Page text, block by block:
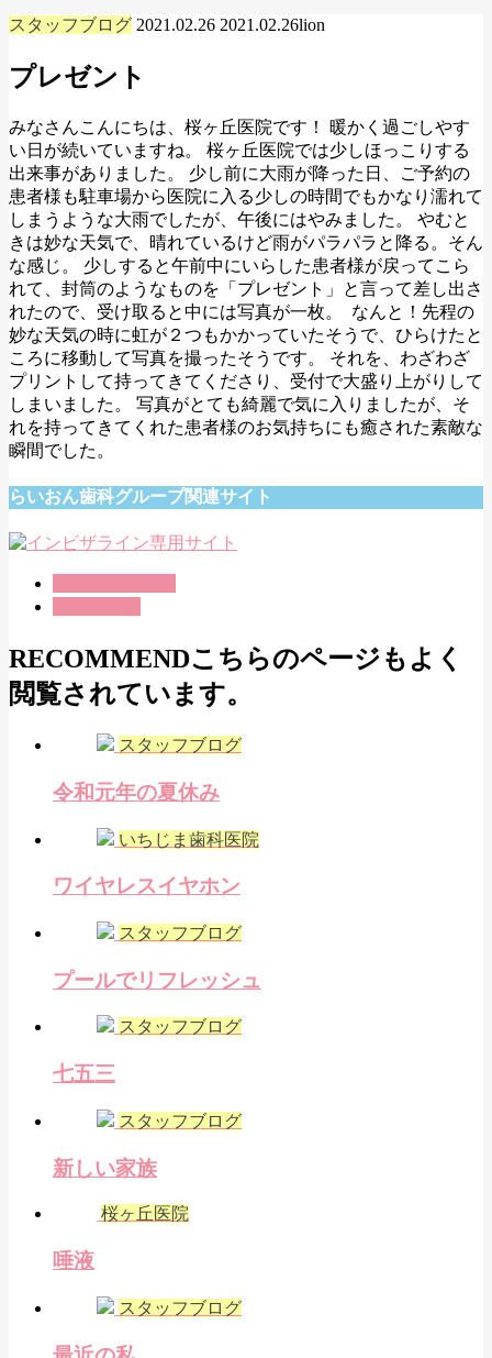
スタッフブログ 2021.02.26 2021.02.26lion
プレゼント
みなさんこんにちは、桜ヶ丘医院です！ 暖かく過ごしやす
い日が続いていますね。 桜ヶ丘医院では少しほっこりする
出来事がありました。 少し前に大雨が降った日、ご予約の
患者様も駐車場から医院に入る少しの時間でもかなり濡れて
しまうような大雨でしたが、午後にはやみました。 やむと
きは妙な天気で、晴れているけど雨がパラパラと降る。そん
な感じ。 少しすると午前中にいらした患者様が戻ってこら
れて、封筒のようなものを「プレゼント」と言って差し出さ
れたので、受け取ると中には写真が一枚。
なんと！先程の
妙な天気の時に虹が２つもかかっていたそうで、ひらけたと
ころに移動して写真を撮ったそうです。 それを、わざわざ
プリントして持ってきてくださり、受付で大盛り上がりして
しまいました。 写真がとても綺麗で気に入りましたが、そ
れを持ってきてくれた患者様のお気持ちにも癒された素敵な
瞬間でした。
らいおん歯科グループ関連サイト
RECOMMENDこちらのページもよく
閲覧されています。
スタッフブログ
令和元年の夏休み
いちじま歯科医院
ワイヤレスイヤホン
スタッフブログ
プールでリフレッシュ
スタッフブログ
七五三
スタッフブログ
新しい家族
桜ヶ丘医院
唾液
スタッフブログ